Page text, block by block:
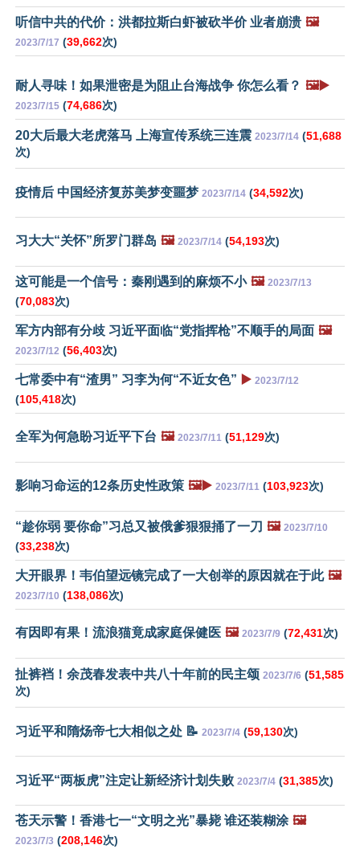
听信中共的代价：洪都拉斯白虾被砍半价 业者崩溃 🖼️
2023/7/17 (39,662次)
耐人寻味！如果泄密是为阻止台海战争 你怎么看？ 🖼️▶️
2023/7/15 (74,686次)
20大后最大老虎落马 上海宣传系统三连震 2023/7/14 (51,688
次)
疫情后 中国经济复苏美梦变噩梦 2023/7/14 (34,592次)
习大大“关怀”所罗门群岛 🖼️ 2023/7/14 (54,193次)
这可能是一个信号：秦刚遇到的麻烦不小 🖼️ 2023/7/13
(70,083次)
军方内部有分歧 习近平面临“党指挥枪”不顺手的局面 🖼️
2023/7/12 (56,403次)
七常委中有“渣男” 习李为何“不近女色” ▶️ 2023/7/12
(105,418次)
全军为何急盼习近平下台 🖼️ 2023/7/11 (51,129次)
影响习命运的12条历史性政策 🖼️▶️ 2023/7/11 (103,923次)
“趁你弱 要你命”习总又被俄爹狠狠捅了一刀 🖼️ 2023/7/10
(33,238次)
大开眼界！韦伯望远镜完成了一大创举的原因就在于此 🖼️
2023/7/10 (138,086次)
有因即有果！流浪猫竟成家庭保健医 🖼️ 2023/7/9 (72,431次)
扯裤裆！余茂春发表中共八十年前的民主颂 2023/7/6 (51,585
次)
习近平和隋炀帝七大相似之处 📝 2023/7/4 (59,130次)
习近平“两板虎”注定让新经济计划失败 2023/7/4 (31,385次)
苍天示警！香港七一“文明之光”暴毙 谁还装糊涂 🖼️
2023/7/3 (208,146次)